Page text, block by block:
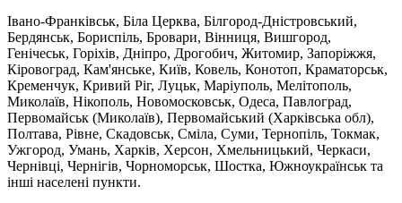
Івано-Франківськ, Біла Церква, Білгород-Дністровський,
Бердянськ, Бориспіль, Бровари, Вінниця, Вишгород,
Генічеськ, Горіхів, Дніпро, Дрогобич, Житомир, Запоріжжя,
Кіровоград, Кам'янське, Київ, Ковель, Конотоп, Краматорськ,
Кременчук, Кривий Ріг, Луцьк, Маріуполь, Мелітополь,
Миколаїв, Нікополь, Новомосковськ, Одеса, Павлоград,
Первомайськ (Миколаїв), Первомайський (Харківська обл),
Полтава, Рівне, Скадовськ, Сміла, Суми, Тернопіль, Токмак,
Ужгород, Умань, Харків, Херсон, Хмельницький, Черкаси,
Чернівці, Чернігів, Чорноморськ, Шостка, Южноукраїнськ та
інші населені пункти.